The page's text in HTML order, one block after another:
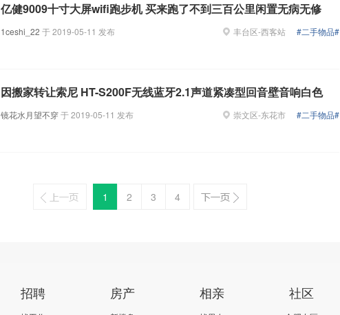
亿健9009十寸大屏wifi跑步机 买来跑了不到三百公里闲置无病无修
1ceshi_22 于2019-05-11 发布 丰台区-西客站 #二手物品#
因搬家转让索尼 HT-S200F无线蓝牙2.1声道紧凑型回音壁音响白色
镜花水月望不穿于2019-05-11 发布 崇文区-东花市 #二手物品#
1 2 3 4
招聘 房产 相亲 社区